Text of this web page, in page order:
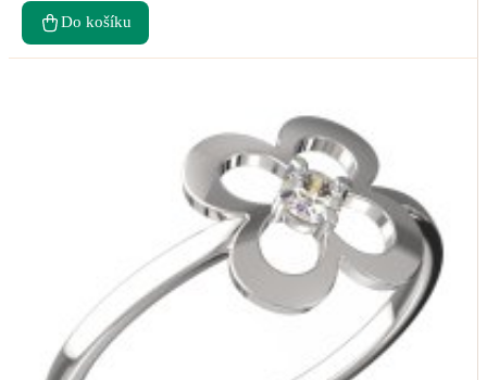
Do košíku